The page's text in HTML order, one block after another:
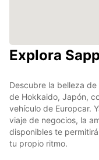
Explora
Descubre la belleza
de Hokkaido, Japón,
vehículo de Europcar.
viaje de negocios, la
disponibles te
tu propio ritmo.